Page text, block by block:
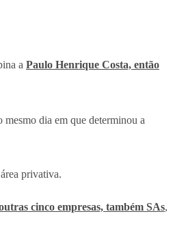
a Paulo Henrique Costa, então
mesmo dia em que determinou a
privativa.
cinco empresas, também SAs,